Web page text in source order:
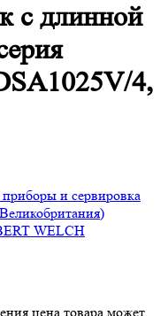
с длинной
4,
и сервировка
WELCH
цена товара может